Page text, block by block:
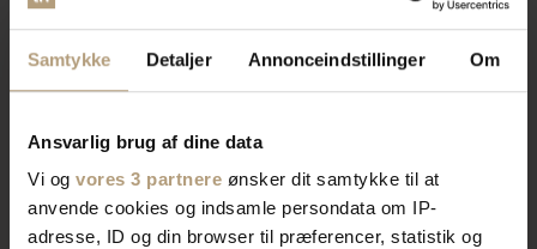
Samtykke Detaljer Annonceindstillinger Om
Ansvarlig brug af dine data
Vi og vores 3 partnere ønsker dit samtykke til at
anvende cookies og indsamle persondata om IP-
adresse, ID og din browser til præferencer, statistik og